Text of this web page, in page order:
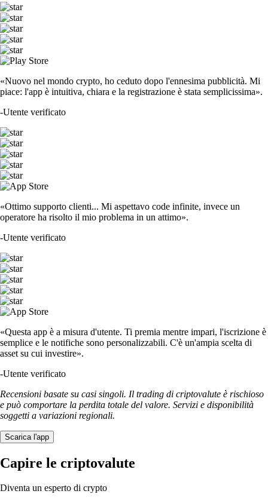
«Nuovo nel mondo crypto, ho ceduto dopo l'ennesima pubblicità. Mi
piace: l'app è intuitiva, chiara e la registrazione è stata semplicissima».
-Utente verificato
«Ottimo supporto clienti... Mi aspettavo code infinite, invece un
operatore ha risolto il mio problema in un attimo».
-Utente verificato
«Questa app è a misura d'utente. Ti premia mentre impari, l'iscrizione è
semplice e le notifiche sono personalizzabili. C'è un'ampia scelta di
asset su cui investire».
-Utente verificato
Recensioni basate su casi singoli. Il trading di criptovalute è rischioso
e può comportare la perdita totale del valore. Servizi e disponibilità
soggetti a variazioni regionali.
Scarica l'app
Capire le criptovalute
Diventa un esperto di crypto